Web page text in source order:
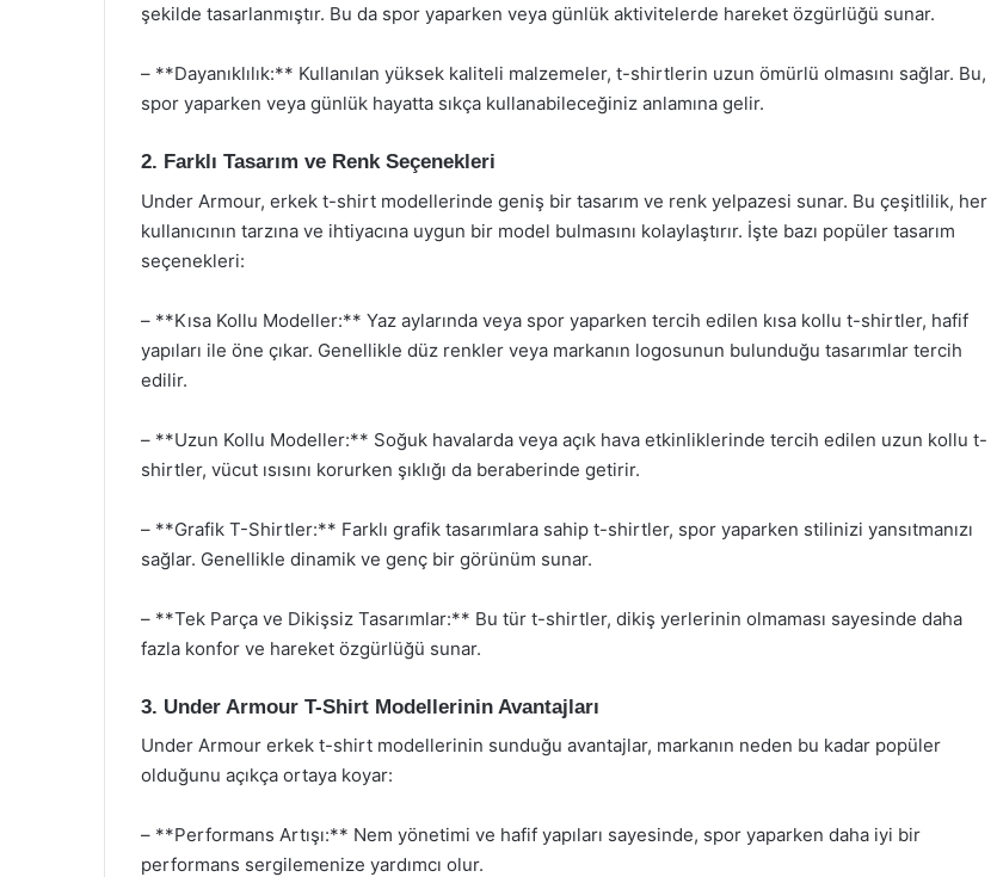
şekilde tasarlanmıştır. Bu da spor yaparken veya günlük aktivitelerde hareket özgürlüğü sunar.
– **Dayanıklılık:** Kullanılan yüksek kaliteli malzemeler, t-shirtlerin uzun ömürlü olmasını sağlar. Bu,
spor yaparken veya günlük hayatta sıkça kullanabileceğiniz anlamına gelir.
2. Farklı Tasarım ve Renk Seçenekleri
Under Armour, erkek t-shirt modellerinde geniş bir tasarım ve renk yelpazesi sunar. Bu çeşitlilik, her
kullanıcının tarzına ve ihtiyacına uygun bir model bulmasını kolaylaştırır. İşte bazı popüler tasarım
seçenekleri:
– **Kısa Kollu Modeller:** Yaz aylarında veya spor yaparken tercih edilen kısa kollu t-shirtler, hafif
yapıları ile öne çıkar. Genellikle düz renkler veya markanın logosunun bulunduğu tasarımlar tercih
edilir.
– **Uzun Kollu Modeller:** Soğuk havalarda veya açık hava etkinliklerinde tercih edilen uzun kollu t-
shirtler, vücut ısısını korurken şıklığı da beraberinde getirir.
– **Grafik T-Shirtler:** Farklı grafik tasarımlara sahip t-shirtler, spor yaparken stilinizi yansıtmanızı
sağlar. Genellikle dinamik ve genç bir görünüm sunar.
– **Tek Parça ve Dikişsiz Tasarımlar:** Bu tür t-shirtler, dikiş yerlerinin olmaması sayesinde daha
fazla konfor ve hareket özgürlüğü sunar.
3. Under Armour T-Shirt Modellerinin Avantajları
Under Armour erkek t-shirt modellerinin sunduğu avantajlar, markanın neden bu kadar popüler
olduğunu açıkça ortaya koyar:
– **Performans Artışı:** Nem yönetimi ve hafif yapıları sayesinde, spor yaparken daha iyi bir
performans sergilemenize yardımcı olur.